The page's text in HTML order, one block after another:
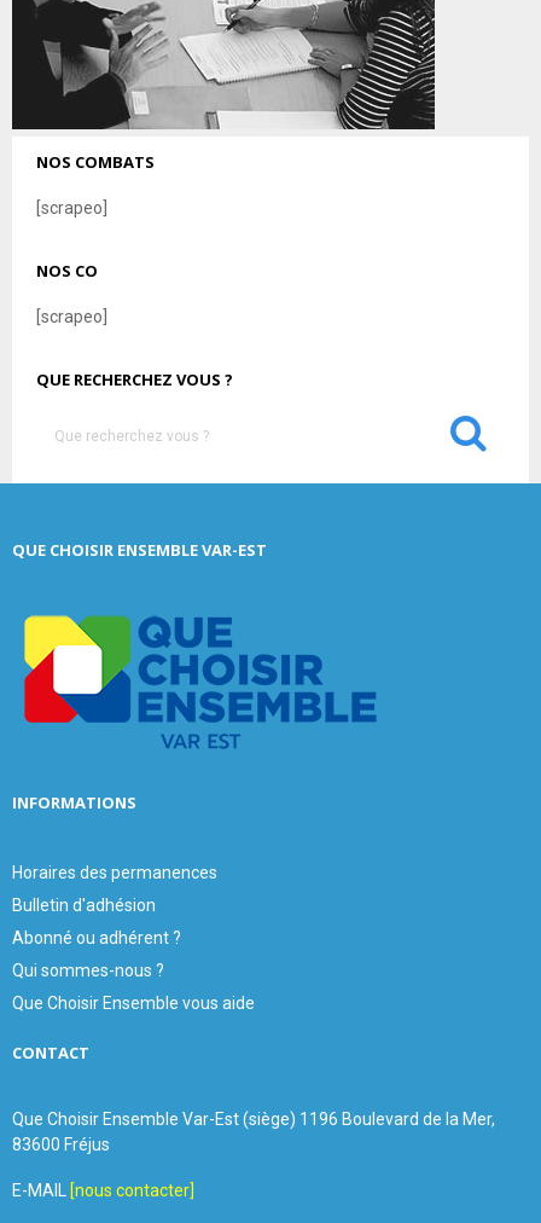
NOS COMBATS
[scrapeo]
NOS CO
[scrapeo]
QUE RECHERCHEZ VOUS ?
h
S
QUE CHOISIR ENSEMBLE VAR-EST
INFORMATIONS
Horaires des permanences
Bulletin d'adhésion
Abonné ou adhérent ?
Qui sommes-nous ?
Que Choisir Ensemble vous aide
CONTACT
Que Choisir Ensemble Var-Est (siège) 1196 Boulevard de la Mer,
83600 Fréjus
E-MAIL [nous contacter]